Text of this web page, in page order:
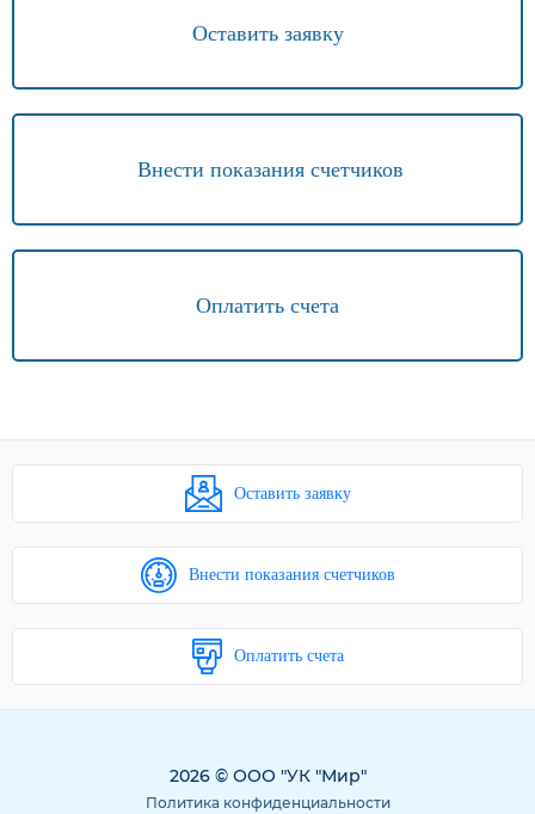
Оставить заявку
Внести показания счетчиков
Оплатить счета
Оставить заявку
Внести показания счетчиков
Оплатить счета
2026 © ООО "УК "Мир"
Политика конфиденциальности